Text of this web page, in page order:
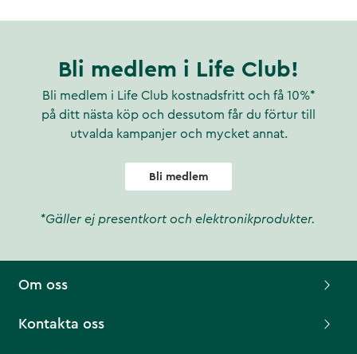
Bli medlem i Life Club!
Bli medlem i Life Club kostnadsfritt och få 10%*
på ditt nästa köp och dessutom får du förtur till
utvalda kampanjer och mycket annat.
Bli medlem
*Gäller ej presentkort och elektronikprodukter.
Om oss
Kontakta oss